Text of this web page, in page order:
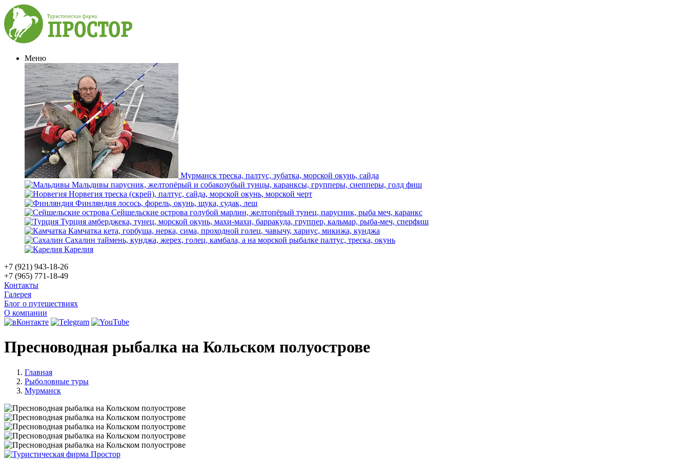
Меню
Мурманск треска, палтус, зубатка, морской окунь, сайда
Мальдивы парусник, желтопёрый и собакозубый тунцы, каранксы, групперы, снепперы, голд фиш
Норвегия треска (скрей), палтус, сайда, морской окунь, морской черт
Финляндия лосось, форель, окунь, щука, судак, лещ
Сейшельские острова голубой марлин, желтопёрый тунец, парусник, рыба меч, каранкс
Турция амберджека, тунец, морской окунь, махи-махи, барракуда, группер, кальмар, рыба-меч, сперфиш
Камчатка кета, горбуша, нерка, сима, проходной голец, чавычу, хариус, микижа, кунджа
Сахалин таймень, кунджа, жерех, голец, камбала, а на морской рыбалке палтус, треска, окунь
Карелия
+7 (921) 943-18-26
+7 (965) 771-18-49
Контакты
Галерея
Блог о путешествиях
О компании
Пресноводная рыбалка на Кольском полуострове
Главная
Рыболовные туры
Мурманск